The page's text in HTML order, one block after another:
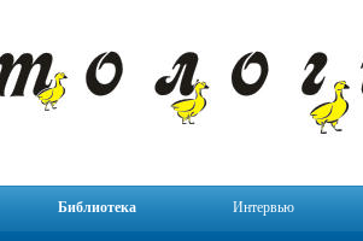
Библиотека Интервью